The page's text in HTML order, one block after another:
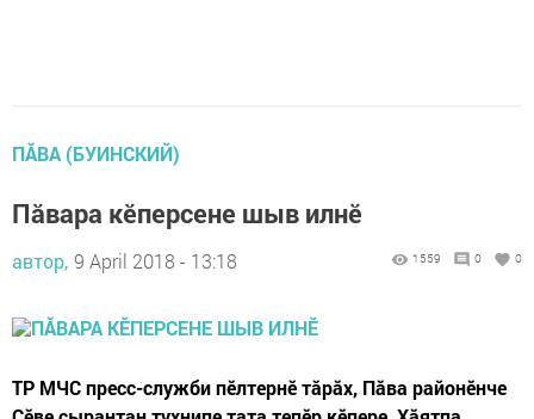
ПĂВА (БУИНСКИЙ)
Пăвара кӗперсене шыв илнӗ
автор, 9 April 2018 - 13:18 1559 0 0
ТР МЧС пресс-служби пӗлтернӗ тăрăх, Пăва районӗнче